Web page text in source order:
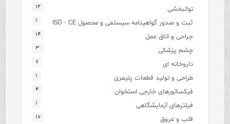
توانبخشی ۱۲
ثبت و صدور گواهینامه سیستمی و محصول ISO - CE ۱
جراحی و اتاق عمل ۱۴
چشم پزشکی ۳
داروخانه ای ۷
طراحی و تولید قطعات پلیمری ۱
فیکساتورهای خارجی استخوان ۴
فیلترهای آزمایشگاهی ۱
قلب و عروق ۱۷